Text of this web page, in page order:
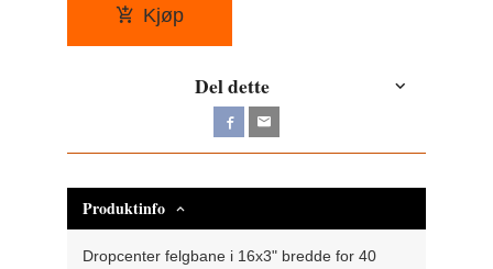
Kjøp
Del dette
Produktinfo
Dropcenter felgbane i 16x3" bredde for 40